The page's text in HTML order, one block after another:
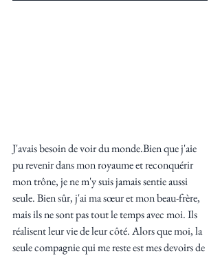
J'avais besoin de voir du monde.Bien que j'aie
pu revenir dans mon royaume et reconquérir
mon trône, je ne m'y suis jamais sentie aussi
seule. Bien sûr, j'ai ma sœur et mon beau-frère,
mais ils ne sont pas tout le temps avec moi. Ils
réalisent leur vie de leur côté. Alors que moi, la
seule compagnie qui me reste est mes devoirs de